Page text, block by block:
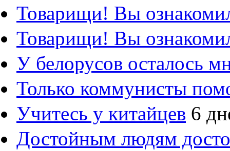
Товарищи! Вы
Товарищи! Вы
У белорусов осталось
Только коммунисты
Учитесь у китайцев 6
Достойным людям